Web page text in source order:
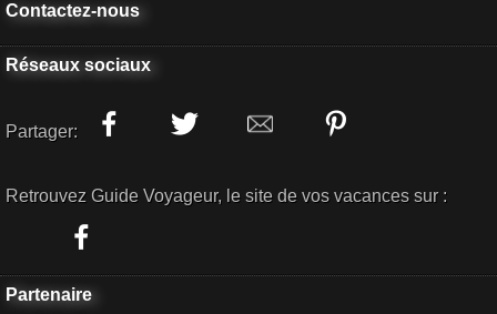
Contactez-nous
Réseaux sociaux
Partager:
Retrouvez Guide Voyageur, le site de vos vacances sur :
Partenaire